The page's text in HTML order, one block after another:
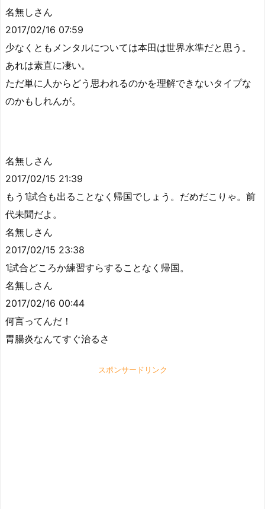
名無しさん
2017/02/16 07:59
少なくともメンタルについては本田は世界水準だと思う。
あれは素直に凄い。
ただ単に人からどう思われるのかを理解できないタイプな
のかもしれんが。
名無しさん
2017/02/15 21:39
もう1試合も出ることなく帰国でしょう。だめだこりゃ。前
代未聞だよ。
名無しさん
2017/02/15 23:38
1試合どころか練習すらすることなく帰国。
名無しさん
2017/02/16 00:44
何言ってんだ！
胃腸炎なんてすぐ治るさ
スポンサードリンク